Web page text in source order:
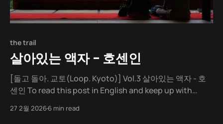
the trail
살아있는 액자 - 호센인
[돌고 돌아. 교토(Loop. Kyoto)] Vol.3 살아있는 액자 - 호
센인 To read this post in English and keep up with
센인 오오하라. 교토 시내에서 한참을 더 들어간 곳. 깜깜한
27 2월 20266 min read